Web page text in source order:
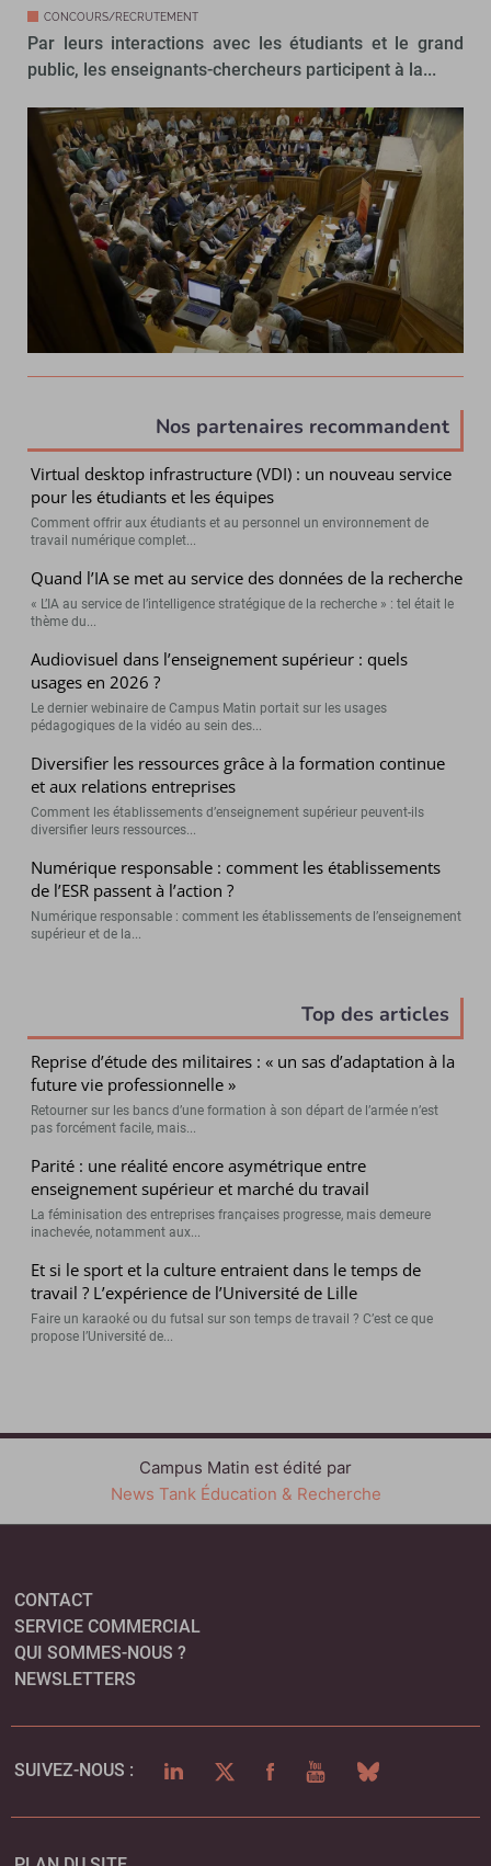
CONCOURS/RECRUTEMENT
Par leurs interactions avec les étudiants et le grand
public, les enseignants-chercheurs participent à la...
Nos partenaires recommandent
Virtual desktop infrastructure (VDI) : un nouveau service
pour les étudiants et les équipes
Comment offrir aux étudiants et au personnel un environnement de
travail numérique complet...
Quand l’IA se met au service des données de la recherche
« L’IA au service de l’intelligence stratégique de la recherche » : tel était le
thème du...
Audiovisuel dans l’enseignement supérieur : quels
usages en 2026 ?
Le dernier webinaire de Campus Matin portait sur les usages
pédagogiques de la vidéo au sein des...
Diversifier les ressources grâce à la formation continue
et aux relations entreprises
Comment les établissements d’enseignement supérieur peuvent-ils
diversifier leurs ressources...
Numérique responsable : comment les établissements
de l’ESR passent à l’action ?
Numérique responsable : comment les établissements de l’enseignement
supérieur et de la...
Top des articles
Reprise d’étude des militaires : « un sas d’adaptation à la
future vie professionnelle »
Retourner sur les bancs d’une formation à son départ de l’armée n’est
pas forcément facile, mais...
Parité : une réalité encore asymétrique entre
enseignement supérieur et marché du travail
La féminisation des entreprises françaises progresse, mais demeure
inachevée, notamment aux...
Et si le sport et la culture entraient dans le temps de
travail ? L’expérience de l’Université de Lille
Faire un karaoké ou du futsal sur son temps de travail ? C’est ce que
propose l’Université de...
Campus Matin est édité par
News Tank Éducation & Recherche
CONTACT
SERVICE COMMERCIAL
QUI SOMMES-NOUS ?
NEWSLETTERS
SUIVEZ-NOUS : LINKEDINTWITTERFACEBOOKYOUTUBEBLUESKY